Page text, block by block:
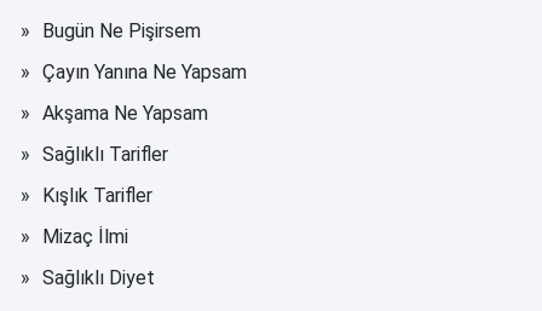
Bugün Ne Pişirsem
Çayın Yanına Ne Yapsam
Akşama Ne Yapsam
Sağlıklı Tarifler
Kışlık Tarifler
Mizaç İlmi
Sağlıklı Diyet